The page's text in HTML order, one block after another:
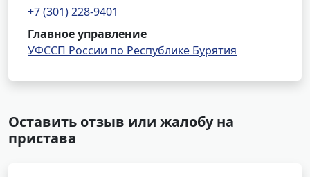
+7 (301) 228-9401
Главное управление
УФССП России по Республике Бурятия
Оставить отзыв или жалобу на
пристава